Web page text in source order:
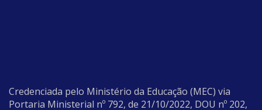
Credenciada pelo Ministério da Educação (MEC) via
Portaria Ministerial nº 792, de 21/10/2022, DOU nº 202,